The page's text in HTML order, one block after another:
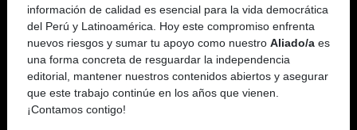
información de calidad es esencial para la vida democrática
del Perú y Latinoamérica. Hoy este compromiso enfrenta
nuevos riesgos y sumar tu apoyo como nuestro Aliado/a es
una forma concreta de resguardar la independencia
editorial, mantener nuestros contenidos abiertos y asegurar
que este trabajo continúe en los años que vienen.
¡Contamos contigo!